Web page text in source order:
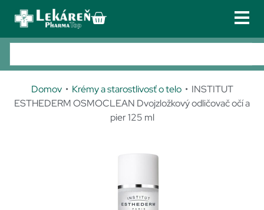
Domov• Krémy a starostlivosť o telo• INSTITUT
ESTHEDERM OSMOCLEAN Dvojzložkový odličovač očí a
pier 125 ml
433
3phar
matop
Kozmetika
Zdravotnícke pomôcky
Kontakt